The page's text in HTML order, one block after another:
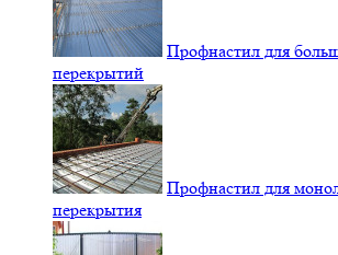
Профнастил для
перекрытий
Профнастил для
перекрытия